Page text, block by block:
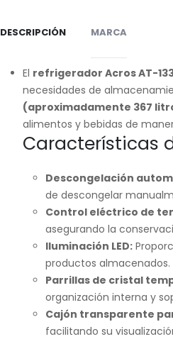
DESCRIPCIÓN MARCA
El refrigerador Acros AT-
necesidades de
(aproximadamente 367
alimentos y bebidas de
Características
Descongelación
de descongelar
Control eléctrico de
asegurando la
Iluminación LED:
productos almacenados.
Parrillas de cristal
organización interna y
Cajón transparente
facilitando su